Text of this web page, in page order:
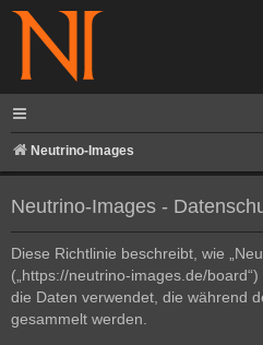
Neutrino-Images
Neutrino-Images -
Diese Richtlinie beschreibt, wie
(„https://neutrino-images.de/
die Daten verwendet, die während
gesammelt werden.